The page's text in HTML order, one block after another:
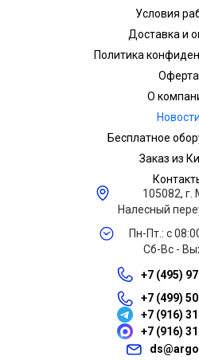
Условия
Доставка и
Политика
Оферта
О
Новости
Бесплатное
Заказ из
105082, г.
Налесный
Пн-Пт.: с
Сб-Вс -
+7 (495)
+7 (499)
+7 (916)
+7 (916)